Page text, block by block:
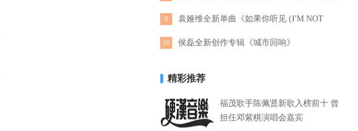
宝藏歌手
9
袁娅维全新单曲《如果你听见 (I'M NOT
GOOD)》发布
10 侯磊全新创作专辑《城市回响》
精彩推荐
福茂歌手陈佩贤新歌入榜前十 曾
担任邓紫棋演唱会嘉宾